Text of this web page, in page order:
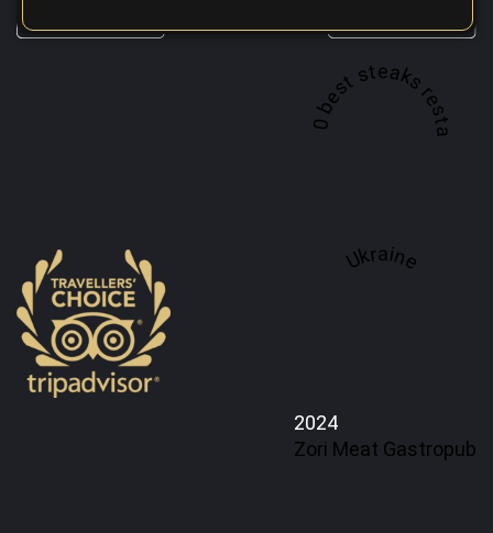
A top 100 best steaks restaurant in
Ukraine
2024
Zori Meat Gastropub